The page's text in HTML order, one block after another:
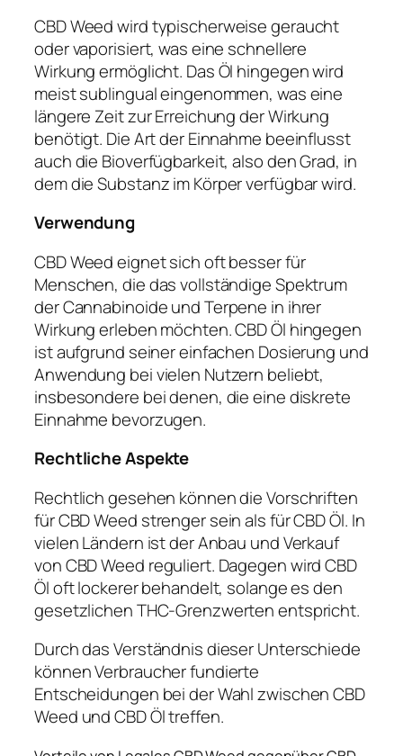
CBD Weed wird typischerweise geraucht
oder vaporisiert, was eine schnellere
Wirkung ermöglicht. Das Öl hingegen wird
meist sublingual eingenommen, was eine
längere Zeit zur Erreichung der Wirkung
benötigt. Die Art der Einnahme beeinflusst
auch die Bioverfügbarkeit, also den Grad, in
dem die Substanz im Körper verfügbar wird.
Verwendung
CBD Weed eignet sich oft besser für
Menschen, die das vollständige Spektrum
der Cannabinoide und Terpene in ihrer
Wirkung erleben möchten. CBD Öl hingegen
ist aufgrund seiner einfachen Dosierung und
Anwendung bei vielen Nutzern beliebt,
insbesondere bei denen, die eine diskrete
Einnahme bevorzugen.
Rechtliche Aspekte
Rechtlich gesehen können die Vorschriften
für CBD Weed strenger sein als für CBD Öl. In
vielen Ländern ist der Anbau und Verkauf
von CBD Weed reguliert. Dagegen wird CBD
Öl oft lockerer behandelt, solange es den
gesetzlichen THC-Grenzwerten entspricht.
Durch das Verständnis dieser Unterschiede
können Verbraucher fundierte
Entscheidungen bei der Wahl zwischen CBD
Weed und CBD Öl treffen.